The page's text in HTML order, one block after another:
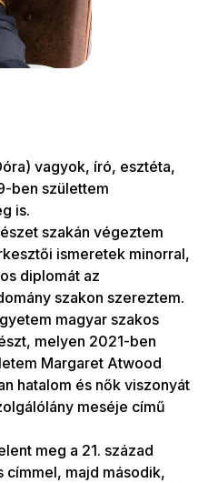
vagyok, író, esztéta,
ben születtem
is.
szakán végeztem
ismeretek minorral,
diplomát az
szakon szereztem.
magyar szakos
melyen 2021-ben
Margaret Atwood
hatalom és nők viszonyát
meséje című
meg a 21. század
címmel, majd második,